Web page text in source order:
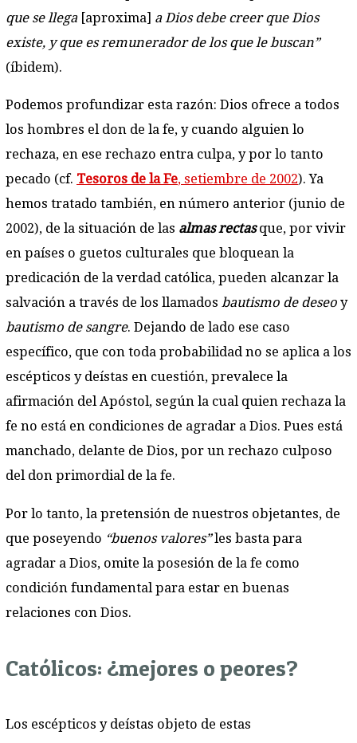
que se llega [aproxima] a Dios debe creer que Dios
existe, y que es remunerador de los que le buscan”
(íbidem).
Podemos profundizar esta razón: Dios ofrece a todos
los hombres el don de la fe, y cuando alguien lo
rechaza, en ese rechazo entra culpa, y por lo tanto
pecado (cf. Tesoros de la Fe, setiembre de 2002). Ya
hemos tratado también, en número anterior (junio de
2002), de la situación de las almas rectasque, por vivir
en países o guetos culturales que bloquean la
predicación de la verdad católica, pueden alcanzar la
salvación a través de los llamados bautismo de deseo y
bautismo de sangre. Dejando de lado ese caso
específico, que con toda probabilidad no se aplica a los
escépticos y deístas en cuestión, prevalece la
afirmación del Apóstol, según la cual quien rechaza la
fe no está en condiciones de agradar a Dios. Pues está
manchado, delante de Dios, por un rechazo culposo
del don primordial de la fe.
Por lo tanto, la pretensión de nuestros objetantes, de
que poseyendo “buenos valores”les basta para
agradar a Dios, omite la posesión de la fe como
condición fundamental para estar en buenas
relaciones con Dios.
Católicos: ¿mejores o peores?
Los escépticos y deístas objeto de estas